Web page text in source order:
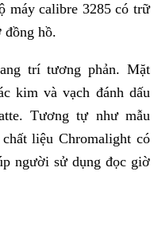
máy calibre 3285 có trữ
đồng hồ.
trí tương phản. Mặt
kim và vạch đánh dấu
Tương tự như mẫu
liệu Chromalight có
người sử dụng đọc giờ